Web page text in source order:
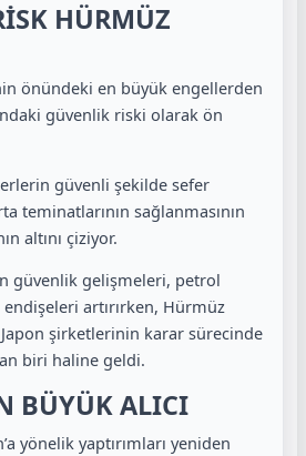
HÜRMÜZ
önündeki en büyük engellerden
güvenlik riski olarak ön
güvenli şekilde sefer
teminatlarının sağlanmasının
altını çiziyor.
güvenlik gelişmeleri, petrol
artırırken, Hürmüz
Japon şirketlerinin karar sürecinde
biri haline geldi.
BÜYÜK ALICI
yönelik yaptırımları yeniden